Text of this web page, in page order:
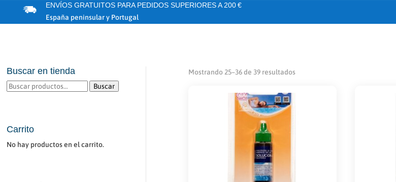
ENVÍOS GRATUITOS PARA PEDIDOS SUPERIORES A 200 €
España peninsular y Portugal
Buscar en tienda
Buscar
Buscar
Carrito
No hay productos en el carrito.
Mostrando 25–36 de 39 resultados